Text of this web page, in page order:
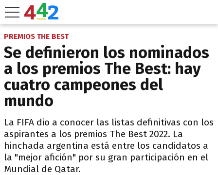
PREMIOS THE BEST
Se definieron los nominados
a los premios The Best: hay
cuatro campeones del
mundo
La FIFA dio a conocer las listas definitivas con los
aspirantes a los premios The Best 2022. La
hinchada argentina está entre los candidatos a
la "mejor afición" por su gran participación en el
Mundial de Qatar.